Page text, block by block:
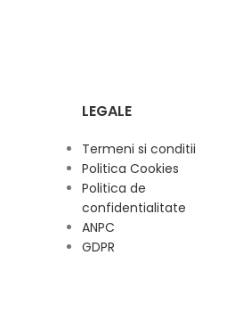
LEGALE
Termeni si conditii
Politica Cookies
Politica de
confidentialitate
ANPC
GDPR